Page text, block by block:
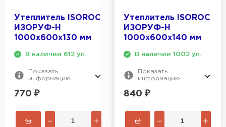
Утеплитель ISOROC
ИЗОРУФ-Н
1000х600х130 мм
В наличии 612 уп.
Показать
информацию
770 ₽
Утеплитель ISOROC
ИЗОРУФ-Н
1000х600х140 мм
В наличии 1002 уп.
Показать
информацию
840 ₽